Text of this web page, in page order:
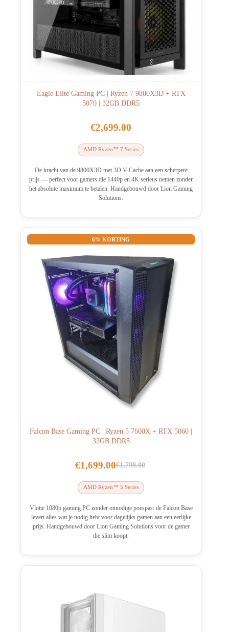
Eagle Elite Gaming PC | Ryzen 7 9800X3D + RTX
5070 | 32GB DDR5
€2,699.00
AMD Ryzen™ 7 Series
De kracht van de 9800X3D met 3D V-Cache aan een scherpere
prijs — perfect voor gamers die 1440p en 4K serieus nemen zonder
het absolute maximum te betalen. Handgebouwd door Lion Gaming
Solutions.
6% KORTING
Falcon Base Gaming PC | Ryzen 5 7600X + RTX 5060 |
32GB DDR5
€1,799.00
Oorspronkelijke
prijs
was:
€1,799.00.
€1,699.00Huidige
prijs
is:
€1,699.00.
AMD Ryzen™ 5 Series
Vlotte 1080p gaming PC zonder onnodige poespas: de Falcon Base
levert alles wat je nodig hebt voor dagelijks gamen aan een eerlijke
prijs. Handgebouwd door Lion Gaming Solutions voor de gamer
die slim koopt.